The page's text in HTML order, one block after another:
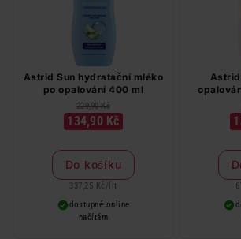
Astrid Sun hydratační mléko
po opalování 400 ml
229,90 Kč
134,90 Kč
Do košíku
337,25 Kč / lit
dostupné online
načítám
Astrid